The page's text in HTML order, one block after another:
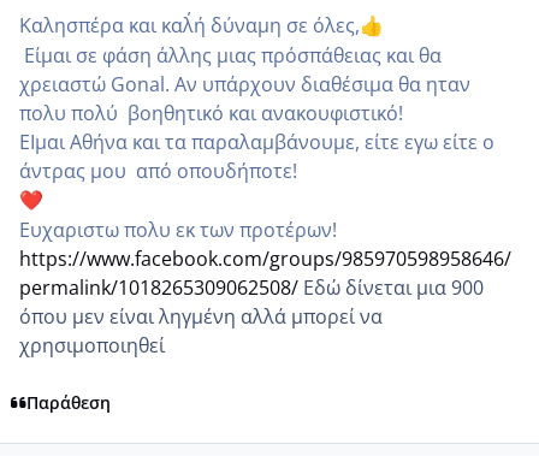
Καλησπέρα και καλ΄ή δύναμη σε όλες,👍
Είμαι σε φάση α΄λλης μιας πρόσπάθειας και θα
χρειαστώ Gonal. Αν υπάρχουν διαθέσιμα θα ηταν
πολυ πολύ βοηθητικό και ανακουφιστικό!
ΕΙμαι Αθήνα και τα παραλαμβάνουμε, είτε εγω είτε ο
άντρας μου από οπουδήποτε!
❤️
Ευχαριστω πολυ εκ των προτέρων!
https://www.facebook.com/groups/985970598958646/
permalink/1018265309062508/ Εδώ δίνεται μια 900
όπου μεν είναι ληγμένη αλλά μπορεί να
χρησιμοποιηθεί
Παράθεση